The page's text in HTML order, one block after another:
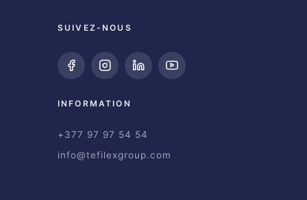
SUIVEZ-NOUS
INFORMATION
+377 97 97 54 54
info@tefilexgroup.com